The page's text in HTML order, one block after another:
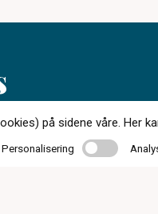
på sidene våre. Her
Personalisering Analyse